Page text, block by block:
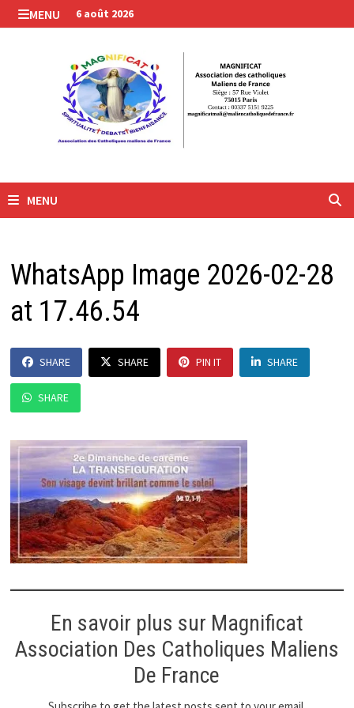
Passer
au
MENU 6 août 2026
MENU
WhatsApp Image 2026-02-28
at 17.46.54
SHARE SHARE PIN IT SHARE
SHARE
En savoir plus sur Magnificat
Association Des Catholiques Maliens
De France